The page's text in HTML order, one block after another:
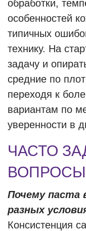
обработки,
особенностей
типичных
технику. На
задачу и
средние по
переходя к
вариантам по
уверенности в
ЧАСТО
ВОПРОСЫ
Почему паста
разных
Консистенция